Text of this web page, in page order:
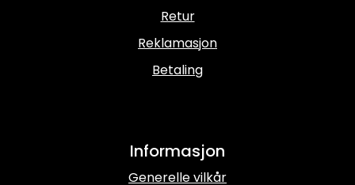
Retur
Reklamasjon
Betaling
Informasjon
Generelle vilkår